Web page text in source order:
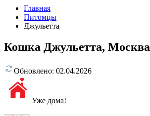
Главная
Питомцы
Джульетта
Кошка Джульетта, Москва
Обновлено: 02.04.2026
Уже дома!